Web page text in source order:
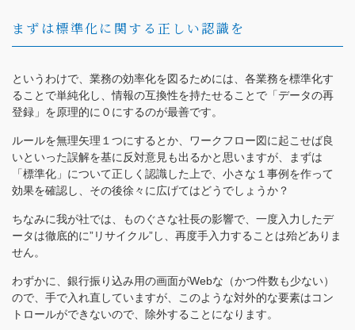
まずは標準化に関する正しい認識を
というわけで、業務の効率化を図るためには、各業務を標準化す
ることで単純化し、情報の互換性を持たせることで「データの再
登録」を原理的に０にするのが最善です。
ルールを無理矢理１つにするとか、ワークフロー図に起こせば良
いといった誤解を基に反対意見も出るかと思いますが、まずは
「標準化」について正しく認識した上で、小さな１事例を作って
効果を確認し、その後徐々に広げてはどうでしょうか？
ちなみに我が社では、ものぐさな社長の影響で、一度入力したデ
ータは徹底的に”リサイクル”し、再度手入力することは殆どありま
せん。
わずかに、銀行振り込み用の画面がWebな（かつ件数も少ない）
ので、手で入れ直していますが、このような対外的な要素はコン
トロールができないので、除外することになります。